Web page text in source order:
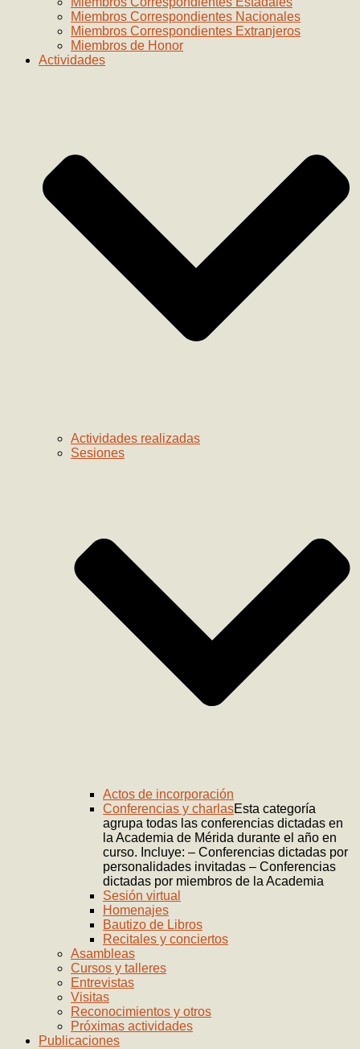
Miembros Correspondientes Nacionales
Miembros Correspondientes Extranjeros
Miembros de Honor
Actividades
Actividades realizadas
Sesiones
Actos de incorporación
Conferencias y charlasEsta categoría
agrupa todas las conferencias dictadas en
la Academia de Mérida durante el año en
curso. Incluye: – Conferencias dictadas por
personalidades invitadas – Conferencias
dictadas por miembros de la Academia
Sesión virtual
Homenajes
Bautizo de Libros
Recitales y conciertos
Asambleas
Cursos y talleres
Entrevistas
Visitas
Reconocimientos y otros
Próximas actividades
Publicaciones